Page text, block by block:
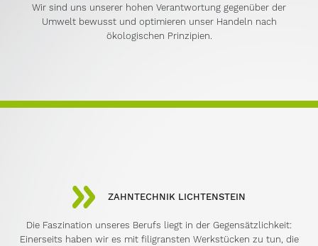
Wir sind uns unserer hohen Verantwortung gegenüber der
Umwelt bewusst und optimieren unser Handeln nach
ökologischen Prinzipien.
ZAHNTECHNIK LICHTENSTEIN
Die Faszination unseres Berufs liegt in der Gegensätzlichkeit:
Einerseits haben wir es mit filigransten Werkstücken zu tun, die